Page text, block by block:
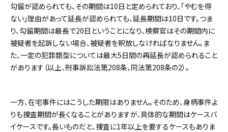
勾留が認められても、その期間は10日と定められており、「やむを得
ない」理由があって延長が認められても、延長期間は10日です。つま
り、勾留期間は最長で20日ということになり、検察官はその期間内に
被疑者を起訴しない場合、被疑者を釈放しなければなりません。ま
た、一定の犯罪類型については最大5日間の再延長が認められること
があります（以上、刑事訴訟法第208条、同法第208条の2）。
一方、在宅事件にはこうした期限はありません。そのため、身柄事件よ
りも捜査期間が長くなることがありますが、具体的な期間はケースバ
イケースです。長いものだと、捜査に1年以上を要するケースもありま